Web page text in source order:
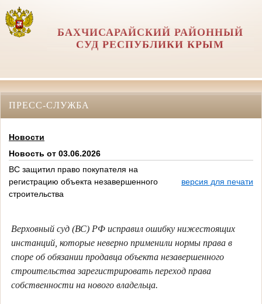
БАХЧИСАРАЙСКИЙ РАЙОННЫЙ
СУД РЕСПУБЛИКИ КРЫМ
ПРЕСС-СЛУЖБА
Новости
Новость от 03.06.2026
ВС защитил право покупателя на
регистрацию объекта незавершенного
строительства
версия для печати
Верховный суд (ВС) РФ исправил ошибку нижестоящих
инстанций, которые неверно применили нормы права в
споре об обязании продавца объекта незавершенного
строительства зарегистрировать переход права
собственности на нового владельца.